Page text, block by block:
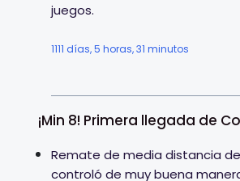
juegos.
1111 días, 5 horas, 31 minutos
¡Min 8! Primera llegada de
Remate de media distancia
controló de muy buena